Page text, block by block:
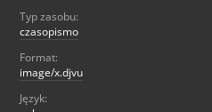
Typ zasobu:
czasopismo
Format:
image/x.djvu
Język: